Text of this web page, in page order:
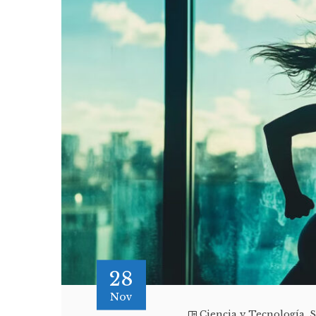
28
Nov